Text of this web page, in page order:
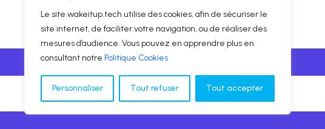
Le site wakeitup.tech utilise des cookies, afin de sécuriser le
site internet, de faciliter votre navigation, ou de réaliser des
mesures d’audience. Vous pouvez en apprendre plus en
consultant notre Politique Cookies
Personnaliser Tout refuser Tout accepter